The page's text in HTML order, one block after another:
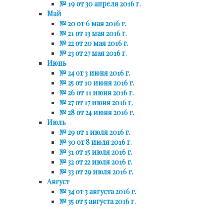
№ 19 от 30 апреля 2016 г.
Май
№ 20 от 6 мая 2016 г.
№ 21 от 13 мая 2016 г.
№ 22 от 20 мая 2016 г.
№ 23 от 27 мая 2016 г.
Июнь
№ 24 от 3 июня 2016 г.
№ 25 от 10 июня 2016 г.
№ 26 от 11 июня 2016 г.
№ 27 от 17 июня 2016 г.
№ 28 от 24 июня 2016 г.
Июль
№ 29 от 1 июля 2016 г.
№ 30 от 8 июля 2016 г.
№ 31 от 15 июля 2016 г.
№ 32 от 22 июля 2016 г.
№ 33 от 29 июля 2016 г.
Август
№ 34 от 3 августа 2016 г.
№ 35 от 5 августа 2016 г.